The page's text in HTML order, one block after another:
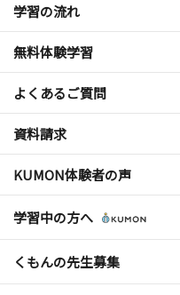
学習の流れ
無料体験学習
よくあるご質問
資料請求
KUMON体験者の声
学習中の方へ
くもんの先生募集